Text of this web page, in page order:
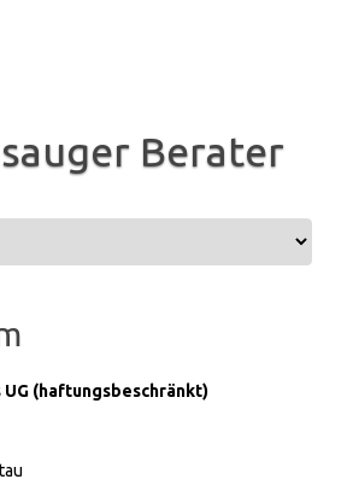
Berater
(haftungsbeschränkt)